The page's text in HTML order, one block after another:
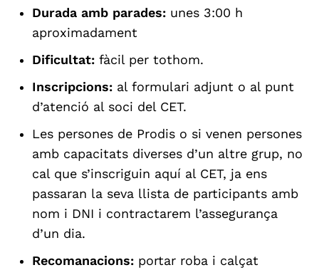
Durada amb parades: unes 3:00 h
aproximadament
Dificultat: fàcil per tothom.
Inscripcions: al formulari adjunt o al punt
d’atenció al soci del CET.
Les persones de Prodis o si venen persones
amb capacitats diverses d’un altre grup, no
cal que s’inscriguin aquí al CET, ja ens
passaran la seva llista de participants amb
nom i DNI i contractarem l’assegurança
d’un dia.
Recomanacions: portar roba i calçat